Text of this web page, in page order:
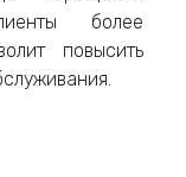
более
повысить